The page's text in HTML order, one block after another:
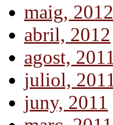
maig, 2012
abril, 2012
agost, 2011
juliol, 2011
juny, 2011